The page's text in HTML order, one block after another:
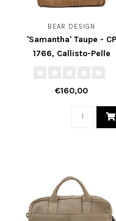
BEAR DESIGN
'Samantha' Taupe - CP
1766, Callisto-Pelle
€160,00